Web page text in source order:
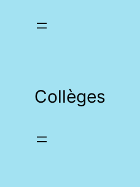
Collèges